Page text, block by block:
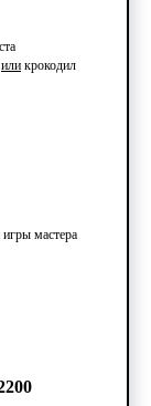
или крокодил
игры мастера